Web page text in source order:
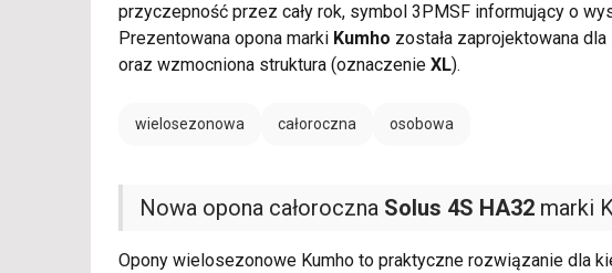
przyczepność przez cały rok, symbol 3PMSF informujący o
Prezentowana opona marki Kumho została zaprojektowana
oraz wzmocniona struktura (oznaczenie XL).
wielosezonowa całoroczna osobowa
Nowa opona całoroczna Solus 4S HA32 marki
Opony wielosezonowe Kumho to praktyczne rozwiązanie dla